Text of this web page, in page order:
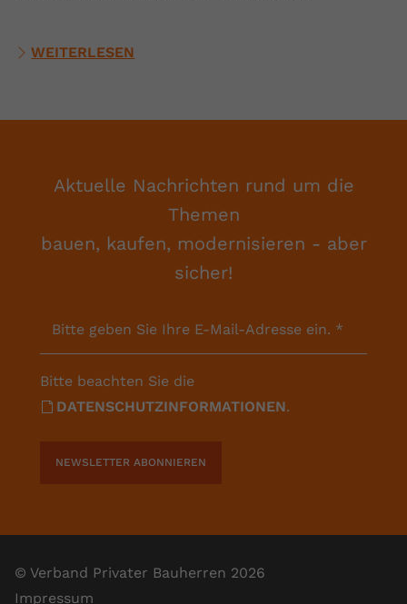
WEITERLESEN
Aktuelle Nachrichten rund um die
Themen
bauen, kaufen, modernisieren - aber
sicher!
Bitte geben Sie Ihre E-Mail-Adresse ein. *
Bitte beachten Sie die
DATENSCHUTZINFORMATIONEN.
NEWSLETTER ABONNIEREN
© Verband Privater Bauherren 2026
Impressum